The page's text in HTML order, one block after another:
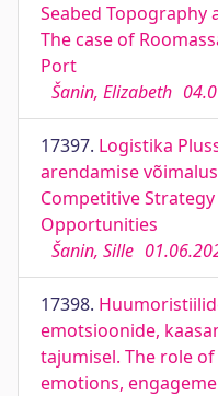
Seabed Topography
The case of
Port
Šanin, Elizabeth
17397. Logistika
arendamise
Competitive
Opportunities
Šanin, Sille
17398.
emotsioonide,
tajumisel. The role
emotions,